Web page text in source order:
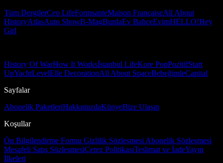
Tüm DergilerCeo LifeFormsanteMaison FrançaiseAll About
HistoryAtlasAuto ShowB-MagBurdaEv BahçeEvimHELLO!Hey
Girl
History Of WarHow It Worksİstanbul LifeKore PopPozitifStart
UpYachtLevelElle DecorationAll About SpaceBebeğimleCapital
Sayfalar
Abonelik PaketleriHakkımızdaKünyeBize Ulaşın
Koşullar
Ön Bilgilendirme Formu Gizlilik Sözleşmesi Abonelik Sözleşmesi
Mesafeli Satış SözleşmesiÇerez PolitikasıTeslimat ve İadeYayın
İlkeleri